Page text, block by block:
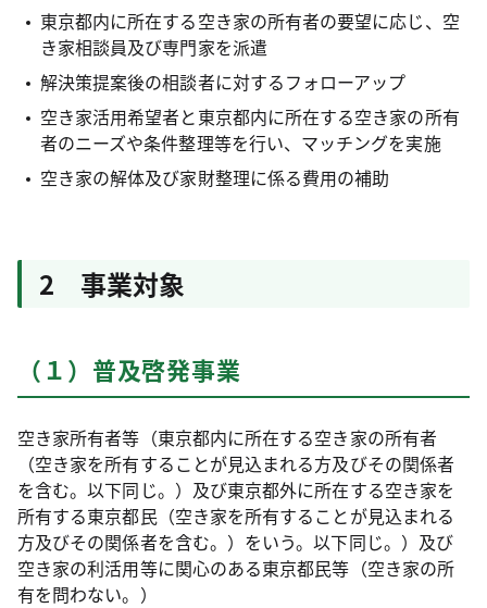
東京都内に所在する空き家の所有者の要望に応じ、空
き家相談員及び専門家を派遣
解決策提案後の相談者に対するフォローアップ
空き家活用希望者と東京都内に所在する空き家の所有
者のニーズや条件整理等を行い、マッチングを実施
空き家の解体及び家財整理に係る費用の補助
2 事業対象
（１）普及啓発事業
空き家所有者等（東京都内に所在する空き家の所有者
（空き家を所有することが見込まれる方及びその関係者
を含む。以下同じ。）及び東京都外に所在する空き家を
所有する東京都民（空き家を所有することが見込まれる
方及びその関係者を含む。）をいう。以下同じ。）及び
空き家の利活用等に関心のある東京都民等（空き家の所
有を問わない。）